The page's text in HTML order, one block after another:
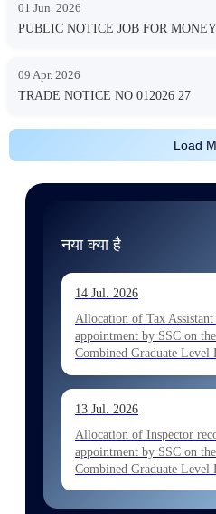
01 Jun. 2026
PUBLIC NOTICE JOB FOR
09 Apr. 2026
TRADE NOTICE NO 012026 27
Load
नया क्या है
14 Jul. 2026
Allocation of Tax
appointment by SSC on
Combined Graduate Level
13 Jul. 2026
Allocation of Inspector
appointment by SSC on
Combined Graduate Level